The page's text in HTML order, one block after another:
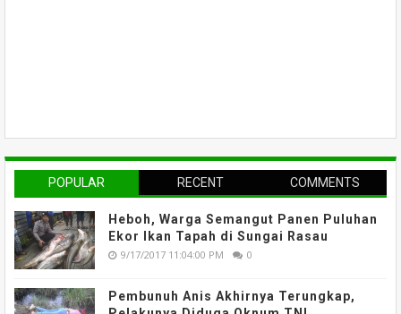
POPULAR RECENT COMMENTS
Heboh, Warga Semangut Panen Puluhan
Ekor Ikan Tapah di Sungai Rasau
9/17/2017 11:04:00 PM 0
Pembunuh Anis Akhirnya Terungkap,